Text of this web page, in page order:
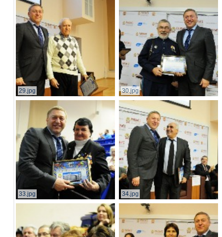
29.jpg 30.jpg
33.jpg 34.jpg